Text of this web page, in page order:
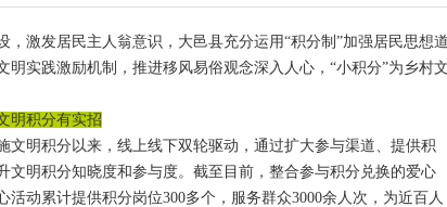
，激发居民主人翁意识，大邑县充分运用“积分制”加强居民思想道
明实践激励机制，推进移风易俗观念深入人心，“小积分”为乡村文
明积分有实招
文明积分以来，线上线下双轮驱动，通过扩大参与渠道、提供积
文明积分知晓度和参与度。截至目前，整合参与积分兑换的爱心
活动累计提供积分岗位300多个，服务群众3000余人次，为近百人